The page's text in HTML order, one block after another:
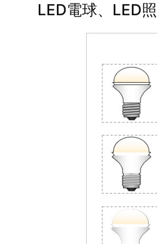
LED電球、LED